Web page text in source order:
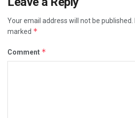
Your email address will not be published.
marked *
Comment *